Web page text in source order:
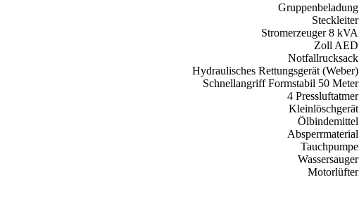
Gruppenbeladung
Steckleiter
Stromerzeuger 8 kVA
Zoll AED
Notfallrucksack
Hydraulisches Rettungsgerät (Weber)
Schnellangriff Formstabil 50 Meter
4 Pressluftatmer
Kleinlöschgerät
Ölbindemittel
Absperrmaterial
Tauchpumpe
Wassersauger
Motorlüfter